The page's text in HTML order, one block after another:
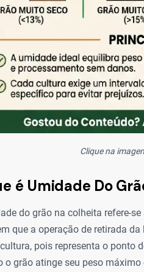
Clique na
é Umidade Do
do grão na colheita refere-
que a operação de retirada
pois representa o ponto
o grão atinge seu peso